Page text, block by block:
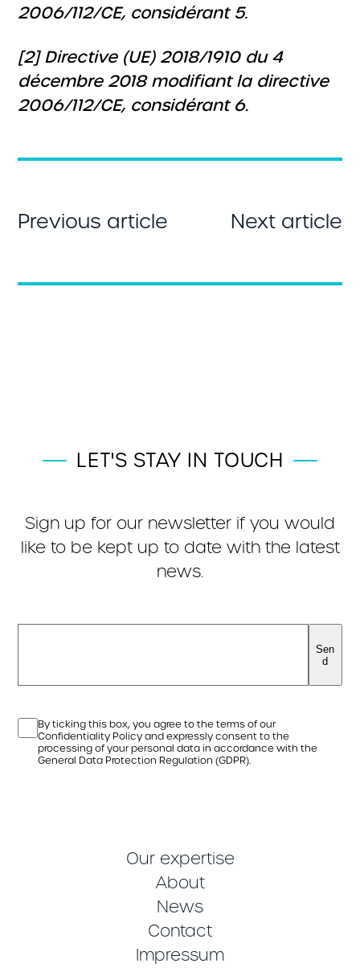
2006/112/CE, considérant 5.
[2] Directive (UE) 2018/1910 du 4
décembre 2018 modifiant la directive
2006/112/CE, considérant 6.
Previous article Next article
LET'S STAY IN TOUCH
Sign up for our newsletter if you would
like to be kept up to date with the latest
news.
By ticking this box, you agree to the terms of our
Confidentiality Policy and expressly consent to the
processing of your personal data in accordance with the
General Data Protection Regulation (GDPR).
Sen
d
Our expertise
About
News
Contact
Impressum